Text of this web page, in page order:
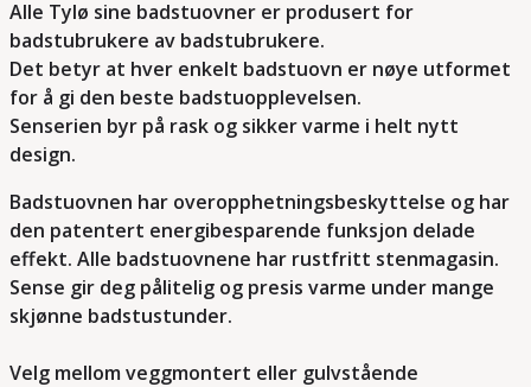
Alle Tylø sine badstuovner er produsert for
badstubrukere av badstubrukere.
Det betyr at hver enkelt badstuovn er nøye utformet
for å gi den beste badstuopplevelsen.
Senserien byr på rask og sikker varme i helt nytt
design.
Badstuovnen har overopphetningsbeskyttelse og har
den patentert energibesparende funksjon delade
effekt. Alle badstuovnene har rustfritt stenmagasin.
Sense gir deg pålitelig og presis varme under mange
skjønne badstustunder.
Velg mellom veggmontert eller gulvstående